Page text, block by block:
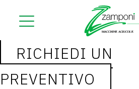
NUOVO
USATO
RICHIEDI UN
PREVENTIVO